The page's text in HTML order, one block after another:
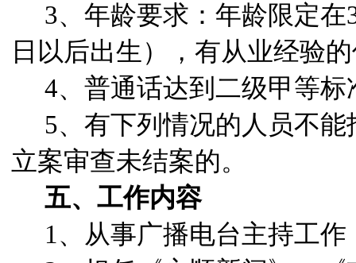
3、年龄要求：年龄限定在
日以后出生），有从业经验
4、普通话达到二级甲等
5、有下列情况的人员不
立案审查未结案的。
五、工作内容
1 、从事广播电台主持工作